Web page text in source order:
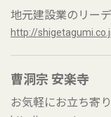
地元建設業のリー
http://
曹洞宗 安楽寺
お気軽にお立ち寄